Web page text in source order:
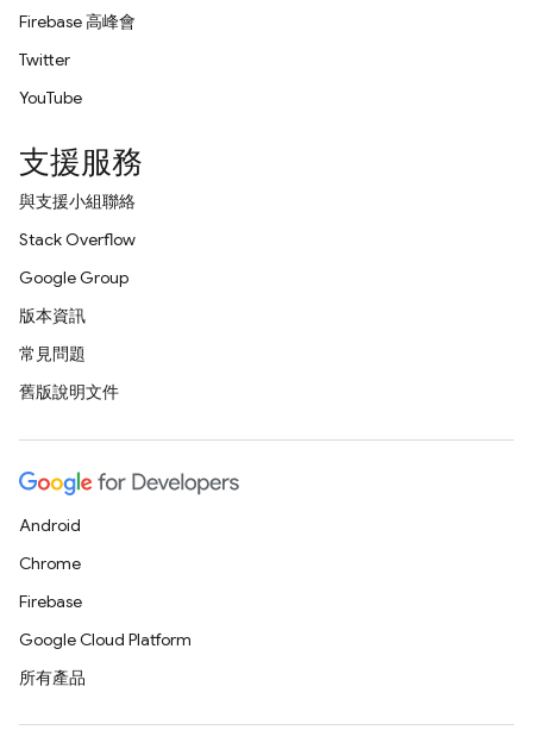
Firebase 高峰會
Twitter
YouTube
支援服務
與支援小組聯絡
Stack Overflow
Google Group
版本資訊
常見問題
舊版說明文件
Android
Chrome
Firebase
Google Cloud Platform
所有產品